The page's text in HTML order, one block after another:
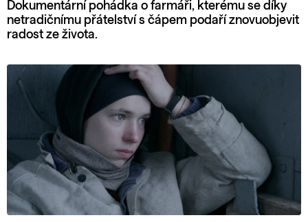
Dokumentární pohádka o farmáři, kterému se díky
netradičnímu přátelství s čápem podaří znovuobjevit
radost ze života.